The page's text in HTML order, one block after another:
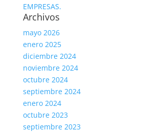
EMPRESAS.
Archivos
mayo 2026
enero 2025
diciembre 2024
noviembre 2024
octubre 2024
septiembre 2024
enero 2024
octubre 2023
septiembre 2023